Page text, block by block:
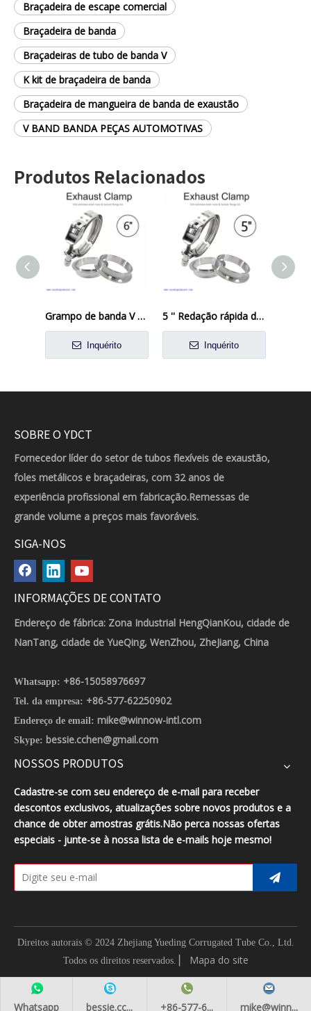
Braçadeira de escape comercial
Braçadeira de banda
Braçadeiras de tubo de banda V
K kit de braçadeira de banda
Braçadeira de mangueira de banda de exaustão
V BAND BANDA PEÇAS AUTOMOTIVAS
Produtos Relacionados
Grampo de banda V 6 polegadas com 304 flanges de aço inoxidável Kit de flange em banda em V
Inquérito
5 '' Redação rápida de escape de escape de grampo em V ROWPRIPE 304 MAIO ATENAGILENTE MACHOME
Inquérito
SOBRE O YDCT
Fornecedor líder do setor de tubos flexíveis de exaustão,
foles metálicos e braçadeiras, com 32 anos de
experiência profissional em fabricação.Remessas de
grande volume a preços mais favoráveis.
SIGA-NOS
INFORMAÇÕES DE CONTATO
Endereço de fábrica: Zona Industrial HengQianKou, cidade de
NanTang, cidade de YueQing, WenZhou, ZheJiang, China
Whatsapp: +86-15058976697
Tel. da empresa: +86-577-62250902
Endereço de email: mike@winnow-intl.com
Skype: bessie.cchen@gmail.com
Whatsapp bessie.cc... +86-577-6... mike@winn...
NOSSOS PRODUTOS
Cadastre-se com seu endereço de e-mail para receber
descontos exclusivos, atualizações sobre novos produtos e a
chance de obter amostras grátis.Não perca nossas ofertas
especiais - junte-se à nossa lista de e-mails hoje mesmo!
Direitos autorais © 2024 Zhejiang Yueding Corrugated Tube Co., Ltd.
Todos os direitos reservados.
Mapa do site